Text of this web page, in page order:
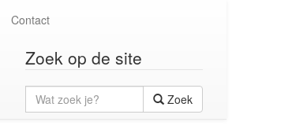
Contact
Zoek op de site
Wat
zoek
je?
Zoek